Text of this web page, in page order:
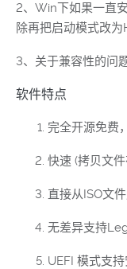
2、Win下如果一直
除再把启动模式改为
3、关于兼容性的问
软件特点
完全开源免费
快速 (拷贝文
直接从ISO文
无差异支持
UEFI 模式支